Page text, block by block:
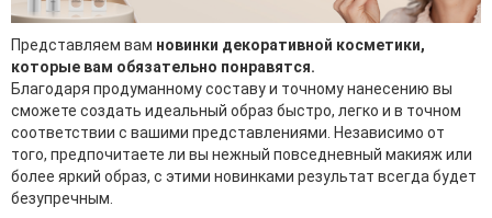
Представляем вам новинки декоративной косметики,
которые вам обязательно понравятся.
Благодаря продуманному составу и точному нанесению вы
сможете создать идеальный образ быстро, легко и в точном
соответствии с вашими представлениями. Независимо от
того, предпочитаете ли вы нежный повседневный макияж или
более яркий образ, с этими новинками результат всегда будет
безупречным.